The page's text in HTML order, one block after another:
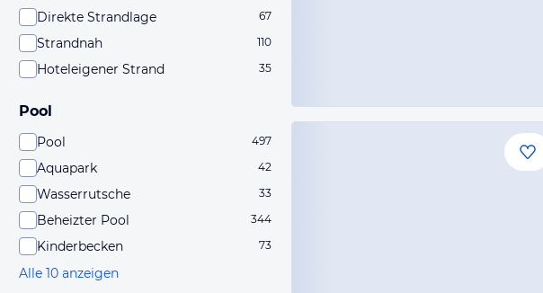
Direkte Strandlage 67
Strandnah 110
Hoteleigener Strand 35
Pool
Pool 497
Aquapark 42
Wasserrutsche 33
Beheizter Pool 344
Kinderbecken 73
Alle 10 anzeigen